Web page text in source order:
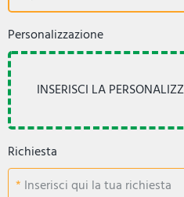
Personalizzazione
Richiesta
Inserisci qui la tua richiesta